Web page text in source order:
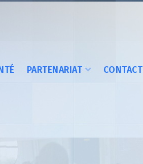
PARTENARIAT CONTACT